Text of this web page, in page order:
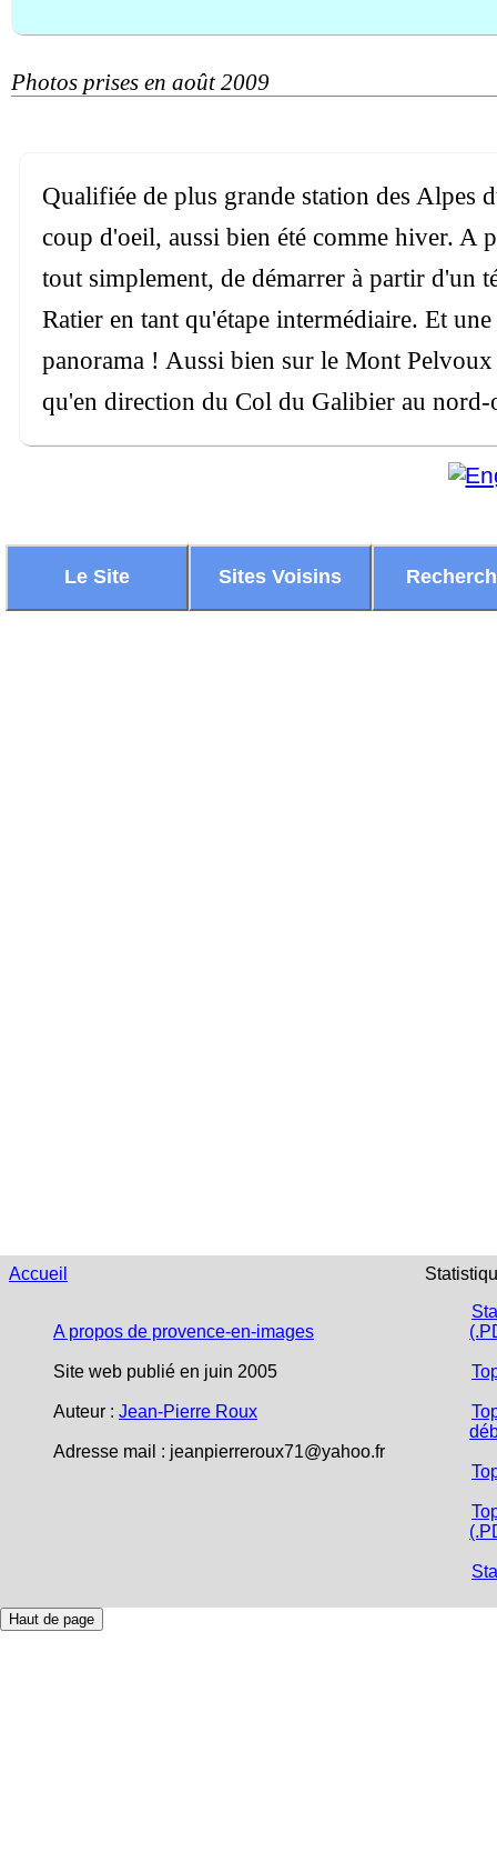
Photos prises en août 2009
Qualifiée de plus grande station des Alpes
coup d'oeil, aussi bien été comme hiver. A
tout simplement, de démarrer à partir d'un
Ratier en tant qu'étape intermédiaire. Et
panorama ! Aussi bien sur le Mont
qu'en direction du Col du Galibier au
Le Site Sites Voisins
Accueil
A propos de provence-en-images
Site web publié en juin 2005
Auteur : Jean-Pierre Roux
Adresse mail : jeanpierreroux71@yahoo.fr
Haut de page